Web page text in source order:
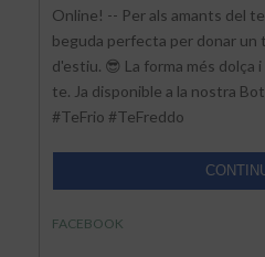
Online! -- Per als amants del
beguda perfecta per donar un
d'estiu. 😎 La forma més dolça
te. Ja disponible a la nostra
#TeFrio #TeFreddo
FACEBOOK